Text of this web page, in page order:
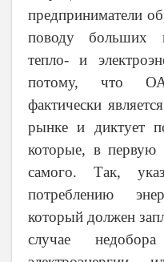
предприниматели
поводу больших
тепло- и
потому, что
фактически
рынке и диктует
которые, в первую
самого. Так,
потреблению
который должен
случае